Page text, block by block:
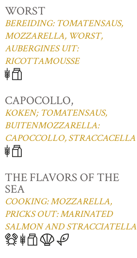
WORST
BEREIDING: TOMATENSAUS,
MOZZARELLA, WORST,
AUBERGINES UIT:
RICOTTAMOUSSE
CAPOCOLLO,
KOKEN; TOMATENSAUS,
BUITENMOZZARELLA:
CAPOCCOLLO, STRACCACELLA
THE FLAVORS OF THE
SEA
COOKING: MOZZARELLA,
PRICKS OUT: MARINATED
SALMON AND STRACCIATELLA